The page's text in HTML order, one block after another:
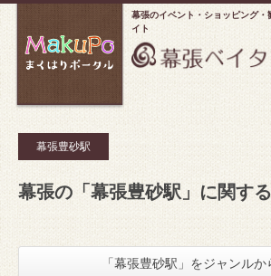
幕張のイベント・ショッピング
イト
幕張豊砂駅
幕張の「幕張豊砂駅」に関す
「幕張豊砂駅」をジャンルか